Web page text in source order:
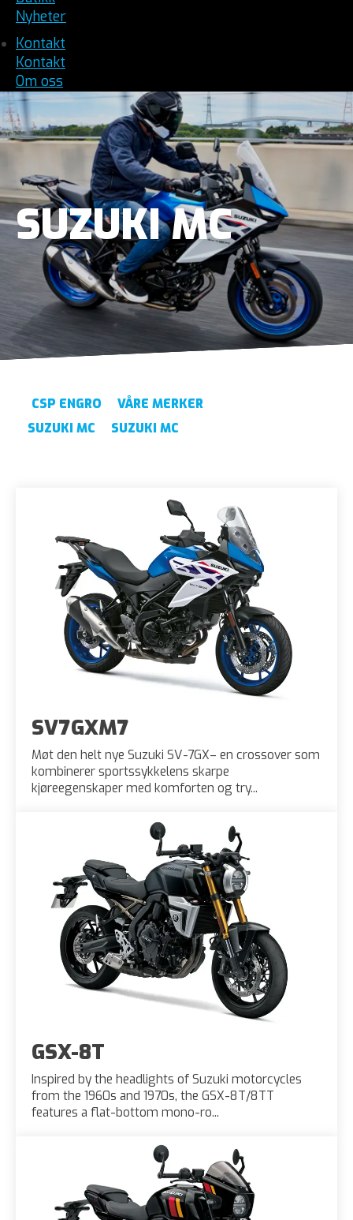
Nyheter
Kontakt
Kontakt
Om oss
SUZUKI MC
CSP ENGRO
VÅRE MERKER
SUZUKI MC
SUZUKI MC
SV7GXM7
Møt den helt nye Suzuki SV-7GX– en crossover som
kombinerer sportssykkelens skarpe
kjøreegenskaper med komforten og try...
GSX-8T
Inspired by the headlights of Suzuki motorcycles
from the 1960s and 1970s, the GSX-8T/8TT
features a flat-bottom mono-ro...